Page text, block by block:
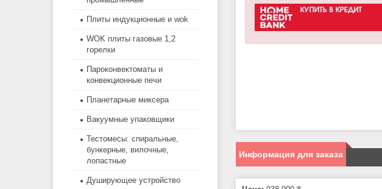
Информация для заказа
Плиты индукционные и wok
WOK плиты газовые 1,2
горелки
Пароконвектоматы и
конвекционные печи
Планетарные миксера
Вакуумные упаковщики
Тестомесы: спиральные,
бункерные, вилочные,
лопастные
Душирующее устройство